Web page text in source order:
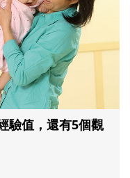
驗值，還有5個觀